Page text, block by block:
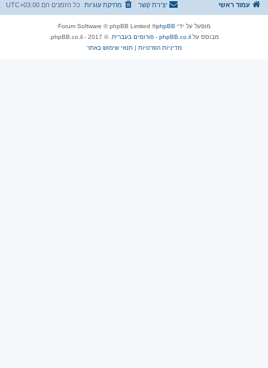
עמוד ראשי כל הזמנים הם UTC+03:00 מחיקת עוגיות יצירת קשר
מופעל על ידי phpBB
® Forum Software © phpBB Limited
מבוסס על phpBB.co.il - פורומים בעברית
. © 2017 - phpBB.co.il.
מדיניות הפרטיות |תנאי שימוש באתר